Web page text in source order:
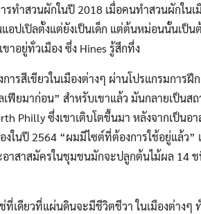
รทำสวนผักในปี 2018 เมื่อคนทำสวนผักใน
อปเปิลตั้งแต่ยังเป็นเด็ก แต่ต้นหม่อนนั้นเป็น
าอยู่ทั่วเมือง ซึ่ง Hines รู้สึกทึ่ง
การสีเขียวในเมืองต่างๆ ผ่านโปรแกรมการ
เฟียมาก่อน” สำหรับเขาแล้ว มันกลายเป็น
Philly ซึ่งเขาเติบโตขึ้นมา หลังจากเป็น
งในปี 2564 “ผมมีไซต์ที่ต้องการใช้อยู่แล้ว
าสาสมัครในชุมชนมักจะปลูกต้นไม้ผล 14
ที่เดียวที่แผ่นดินจะมีชีวิตชีวา ในเมืองต่าง